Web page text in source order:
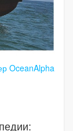
OceanAlpha